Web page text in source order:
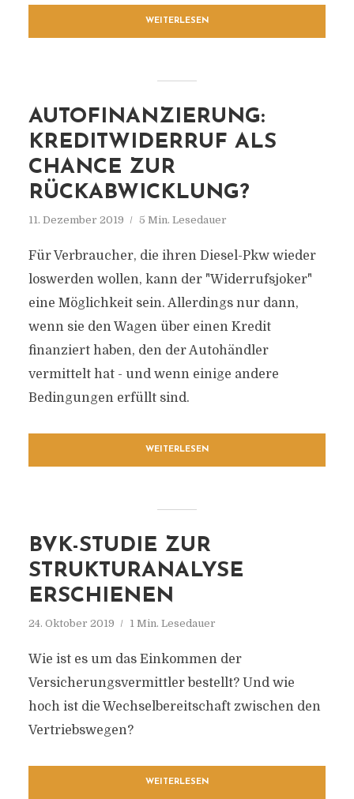
WEITERLESEN
AUTOFINANZIERUNG:
KREDITWIDERRUF ALS
CHANCE ZUR
RÜCKABWICKLUNG?
11. Dezember 2019 5 Min. Lesedauer
Für Verbraucher, die ihren Diesel-Pkw wieder
loswerden wollen, kann der "Widerrufsjoker"
eine Möglichkeit sein. Allerdings nur dann,
wenn sie den Wagen über einen Kredit
finanziert haben, den der Autohändler
vermittelt hat - und wenn einige andere
Bedingungen erfüllt sind.
WEITERLESEN
BVK-STUDIE ZUR
STRUKTURANALYSE
ERSCHIENEN
24. Oktober 2019 1 Min. Lesedauer
Wie ist es um das Einkommen der
Versicherungsvermittler bestellt? Und wie
hoch ist die Wechselbereitschaft zwischen den
Vertriebswegen?
WEITERLESEN